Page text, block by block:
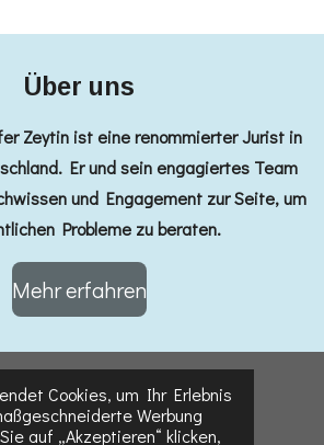
Cookies, um Ihr Erlebnis
Werbung
auf „Akzeptieren“ klicken,
Über uns
Zeytin ist eine renommierter Jurist in
Er und sein engagiertes Team
und Engagement zur Seite, um
Probleme zu beraten.
Mehr erfahren
Prof. Dr. Zafer Zeytin